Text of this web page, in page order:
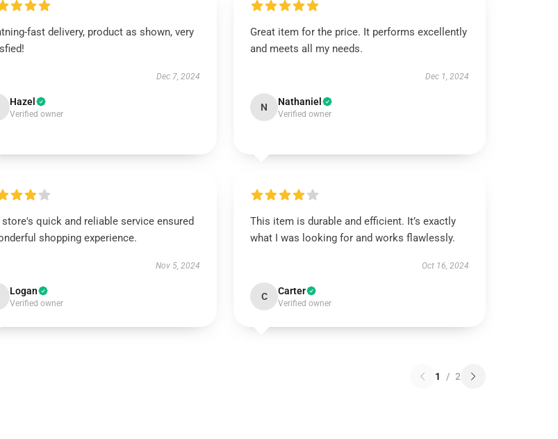
fast delivery, product as shown, very
Dec 7, 2024
Hazel
Verified owner
Great item for the price. It performs excellently
and meets all my needs.
Dec 1, 2024
N Nathaniel
Verified owner
store's quick and reliable service ensured
shopping experience.
Nov 5, 2024
Logan
Verified owner
This item is durable and efficient. It’s exactly
what I was looking for and works flawlessly.
Oct 16, 2024
C Carter
Verified owner
1 / 2